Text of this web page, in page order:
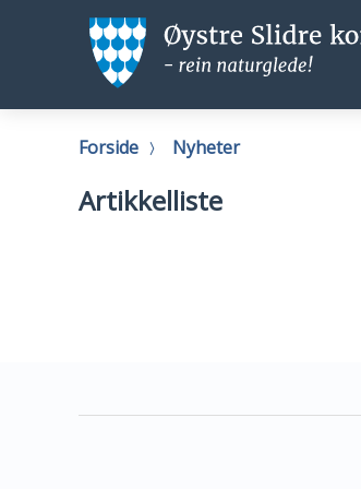
Øystre
Slidre
kommune
Du
her:
Forside Nyheter
Artikkelliste